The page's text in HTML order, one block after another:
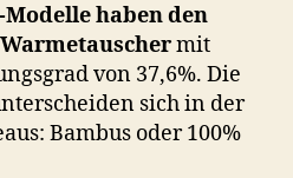
haben den
mit
von 37,6%. Die
sich in der
Bambus oder 100%